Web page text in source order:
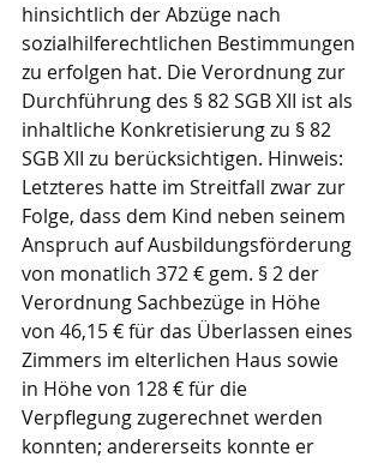
hinsichtlich der Abzüge nach
sozialhilferechtlichen Bestimmungen
zu erfolgen hat. Die Verordnung zur
Durchführung des § 82 SGB XII ist als
inhaltliche Konkretisierung zu § 82
SGB XII zu berücksichtigen. Hinweis:
Letzteres hatte im Streitfall zwar zur
Folge, dass dem Kind neben seinem
Anspruch auf Ausbildungsförderung
von monatlich 372 € gem. § 2 der
Verordnung Sachbezüge in Höhe
von 46,15 € für das Überlassen eines
Zimmers im elterlichen Haus sowie
in Höhe von 128 € für die
Verpflegung zugerechnet werden
konnten; andererseits konnte er